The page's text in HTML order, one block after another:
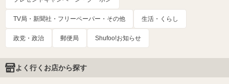
TV局・新聞社・フリーペーパー・その他 生活・くらし
政党・政治 郵便局 Shufoo!お知らせ
よく行くお店から探す